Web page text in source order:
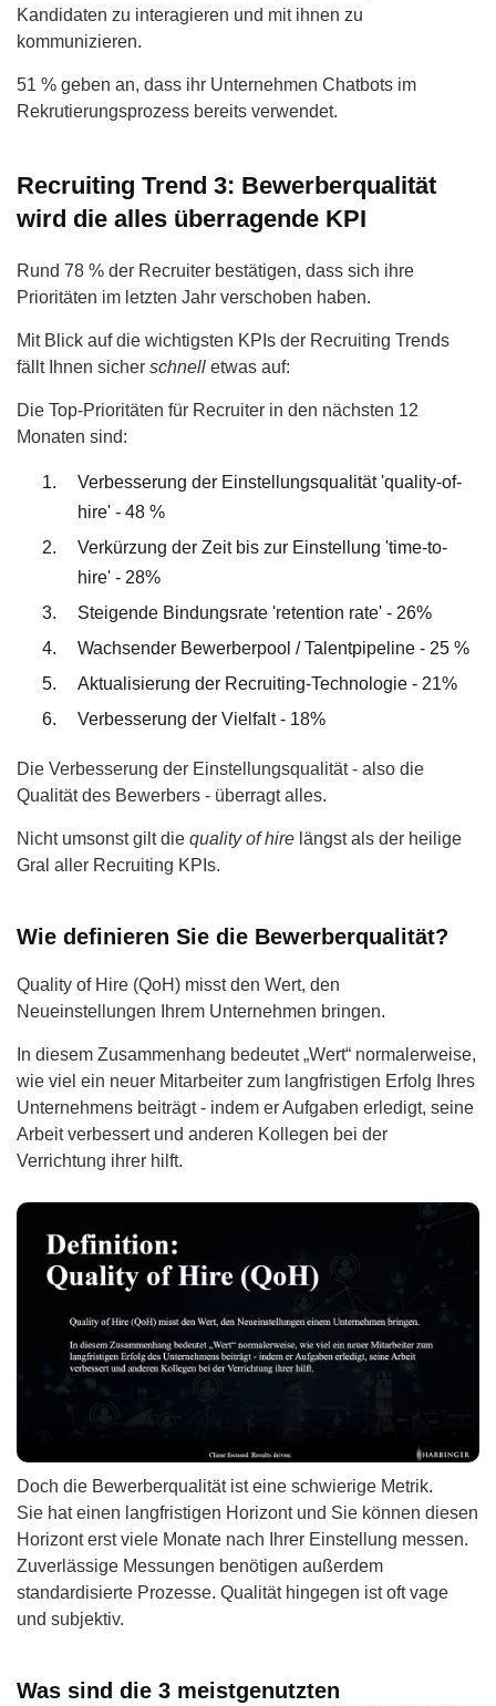
Kandidaten zu interagieren und mit ihnen zu
kommunizieren.
51 % geben an, dass ihr Unternehmen Chatbots im
Rekrutierungsprozess bereits verwendet.
Recruiting Trend 3: Bewerberqualität
wird die alles überragende KPI
Rund 78 % der Recruiter bestätigen, dass sich ihre
Prioritäten im letzten Jahr verschoben haben.
Mit Blick auf die wichtigsten KPIs der Recruiting Trends
fällt Ihnen sicher schnell etwas auf:
Die Top-Prioritäten für Recruiter in den nächsten 12
Monaten sind:
Verbesserung der Einstellungsqualität 'quality-of-
hire' - 48 %
Verkürzung der Zeit bis zur Einstellung 'time-to-
hire' - 28%
Steigende Bindungsrate 'retention rate' - 26%
Wachsender Bewerberpool / Talentpipeline - 25 %
Aktualisierung der Recruiting-Technologie - 21%
Verbesserung der Vielfalt - 18%
Die Verbesserung der Einstellungsqualität - also die
Qualität des Bewerbers - überragt alles.
Nicht umsonst gilt die quality of hire längst als der heilige
Gral aller Recruiting KPIs.
Wie definieren Sie die Bewerberqualität?
Quality of Hire (QoH) misst den Wert, den
Neueinstellungen Ihrem Unternehmen bringen.
In diesem Zusammenhang bedeutet „Wert“ normalerweise,
wie viel ein neuer Mitarbeiter zum langfristigen Erfolg Ihres
Unternehmens beiträgt - indem er Aufgaben erledigt, seine
Arbeit verbessert und anderen Kollegen bei der
Verrichtung ihrer hilft.
Doch die Bewerberqualität ist eine schwierige Metrik.
Sie hat einen langfristigen Horizont und Sie können diesen
Horizont erst viele Monate nach Ihrer Einstellung messen.
Zuverlässige Messungen benötigen außerdem
standardisierte Prozesse. Qualität hingegen ist oft vage
und subjektiv.
Was sind die 3 meistgenutzten